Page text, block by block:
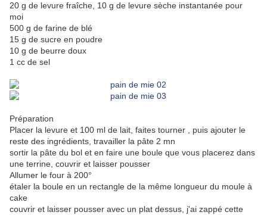
20 g de levure fraîche, 10 g de levure sèche instantanée pour
moi
500 g de farine de blé
15 g de sucre en poudre
10 g de beurre doux
1 cc de sel
Préparation
Placer la levure et 100 ml de lait, faites tourner , puis ajouter le
reste des ingrédients, travailler la pâte 2 mn
sortir la pâte du bol et en faire une boule que vous placerez dans
une terrine, couvrir et laisser pousser
Allumer le four à 200°
étaler la boule en un rectangle de la même longueur du moule à
cake
couvrir et laisser pousser avec un plat dessus, j'ai zappé cette